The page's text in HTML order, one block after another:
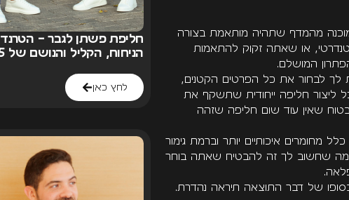
חליפת פשתן לגבר – הטרנד
הניחוח, הקליל והנושם של 2025
לחץ כאן
מהמדף שתהיה מותאמת בצורה
או שאתה זקוק להתאמות
המושלם.
לבחור את כל הפרטים הקטנים,
ליצור חליפה ייחודית שתשקף את
שאין עוד שום חליפה שזהה
מחומרים איכותיים יותר וברמת גימור
שחשוב לך זה להבטיח שאתה בוחר
של דבר התוצאה תיראה נהדרת.
מבצע!
1,200 ₪
לתיאום מדידה השאירו
פרטים